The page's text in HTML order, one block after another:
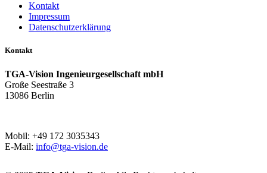
Kontakt
Impressum
Datenschutzerklärung
Kontakt
TGA-Vision Ingenieurgesellschaft mbH
Große Seestraße 3
13086 Berlin
Mobil: +49 172 3035343
E-Mail: info@tga-vision.de